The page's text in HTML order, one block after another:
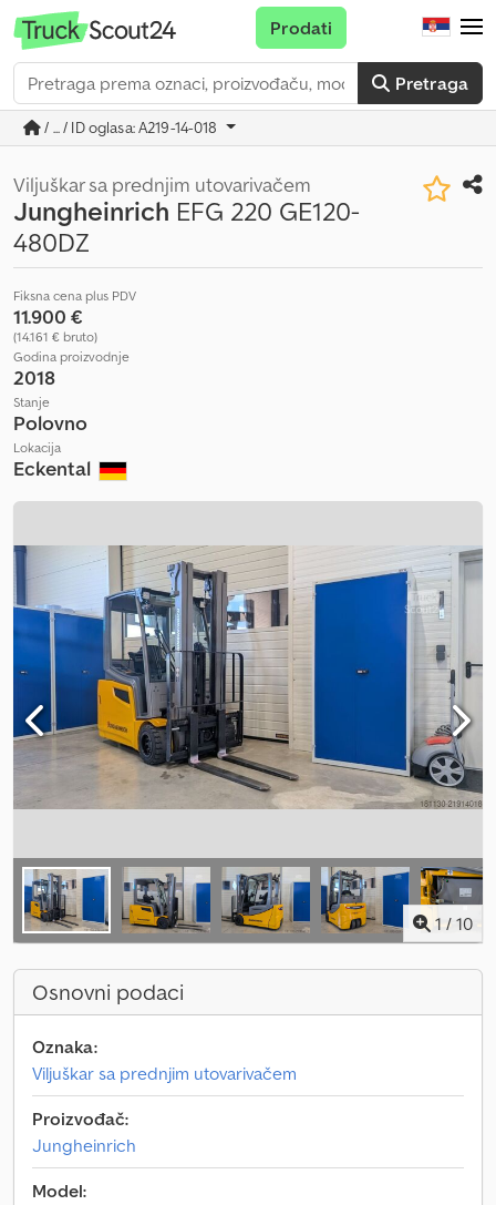
Pretraga
Prodati
/ ... / ID oglasa: A219-14-018
Viljuškar sa prednjim utovarivačem
Jungheinrich EFG 220 GE120-
480DZ
Fiksna cena plus PDV
11.900 €
(14.161 € bruto)
Godina proizvodnje
2018
Stanje
Polovno
Lokacija
Eckental
1 / 10
Osnovni podaci
Oznaka:
Viljuškar sa prednjim utovarivačem
Proizvođač:
Jungheinrich
Model: